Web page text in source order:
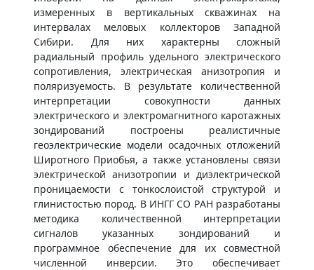
измеренных в вертикальных скважинах на
интервалах меловых коллекторов Западной
Сибири. Для них характерны сложный
радиальный профиль удельного электрического
сопротивления, электрическая анизотропия и
поляризуемость. В результате количественной
интерпретации совокупности данных
электрического и электромагнитного каротажных
зондирований построены реалистичные
геоэлектрические модели осадочных отложений
Широтного Приобья, а также установлены связи
электрической анизотропии и диэлектрической
проницаемости с тонкослоистой структурой и
глинистостью пород. В ИНГГ СО РАН разработаны
методика количественной интерпретации
сигналов указанных зондирований и
программное обеспечение для их совместной
численной инверсии. Это обеспечивает